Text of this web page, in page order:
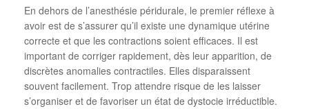
En dehors de l’anesthésie péridurale, le premier réflexe à
avoir est de s’assurer qu’il existe une dynamique utérine
correcte et que les contractions soient efficaces. Il est
important de corriger rapidement, dès leur apparition, de
discrètes anomalies contractiles. Elles disparaissent
souvent facilement. Trop attendre risque de les laisser
s’organiser et de favoriser un état de dystocie irréductible.